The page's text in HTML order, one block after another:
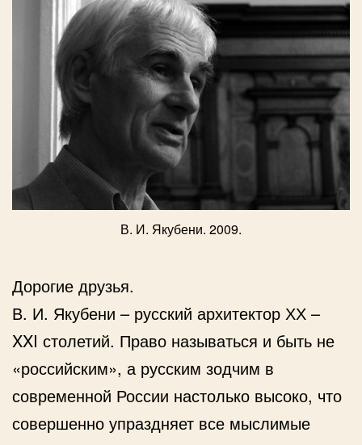
В. И. Якубени. 2009.
Дорогие друзья.
В. И. Якубени – русский архитектор ХХ –
XXI столетий. Право называться и быть не
«российским», а русским зодчим в
современной России настолько высоко, что
совершенно упраздняет все мыслимые